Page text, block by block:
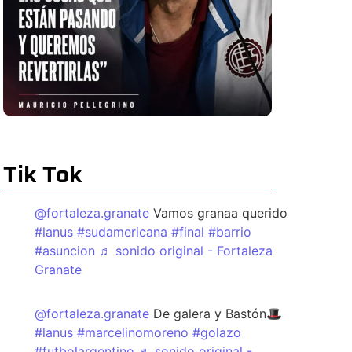
Tik Tok
@fortaleza.granate Vamos granaa querido
#lanus #sudamericana #final #barrio
#asuncion ♬ sonido original - Fortaleza
Granate
@fortaleza.granate De galera y Bastón🎩
#lanus #marcelinomoreno #golazo